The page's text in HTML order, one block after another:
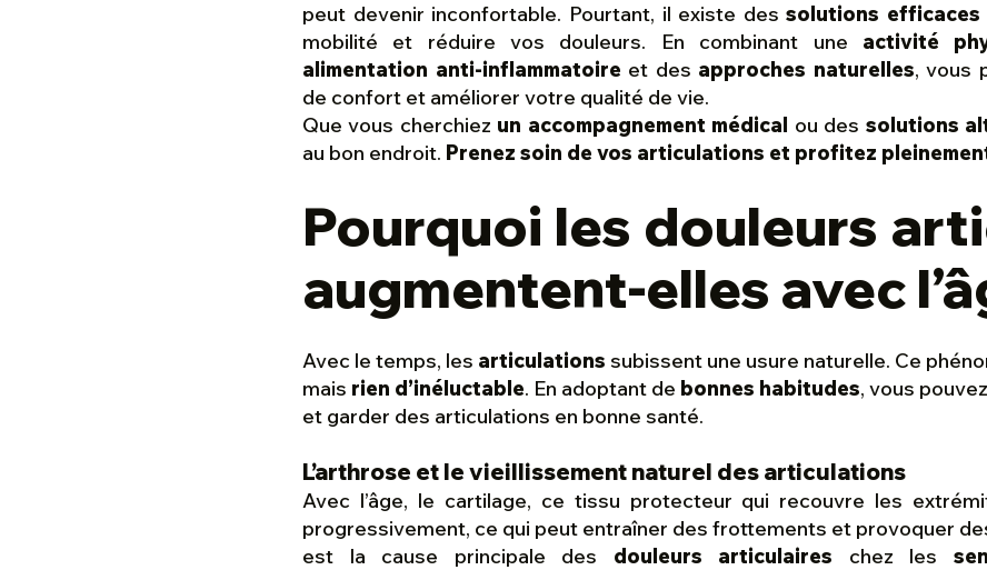
peut devenir inconfortable. Pourtant, il existe dessolutions efficaces
mobilité et réduire vos douleurs. En combinant une activité
alimentation anti-inflammatoire et des approches naturelles, vous
de confort et améliorer votre qualité de vie.
Que vous cherchiez un accompagnement médical ou des solutions
au bon endroit. Prenez soin de vos articulations et profitez
Pourquoi les douleurs
augmentent-elles avec
Avec le temps, les articulations subissent une usure naturelle. Ce
mais rien d’inéluctable. En adoptant de bonnes habitudes, vous
et garder des articulations en bonne santé.
L’arthrose et le vieillissement naturel des articulations
Avec l’âge, le cartilage, ce tissu protecteur qui recouvre les
progressivement, ce qui peut entraîner des frottements et provoquer
est la cause principale des douleurs articulaires chez les